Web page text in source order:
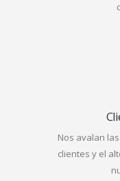
Nos avalan
clientes y el